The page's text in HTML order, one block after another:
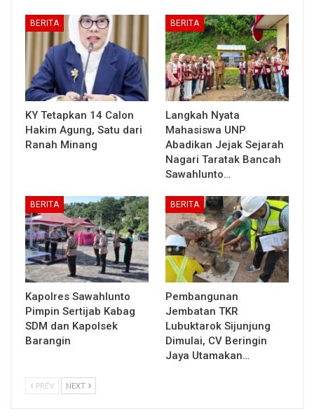
BERITA
KY Tetapkan 14 Calon
Hakim Agung, Satu dari
Ranah Minang
BERITA
Langkah Nyata
Mahasiswa UNP
Abadikan Jejak Sejarah
Nagari Taratak Bancah
Sawahlunto…
BERITA
Kapolres Sawahlunto
Pimpin Sertijab Kabag
SDM dan Kapolsek
Barangin
BERITA
Pembangunan
Jembatan TKR
Lubuktarok Sijunjung
Dimulai, CV Beringin
Jaya Utamakan…
PREV NEXT